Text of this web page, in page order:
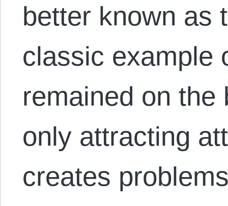
better known as
classic example
remained on the
only attracting
creates